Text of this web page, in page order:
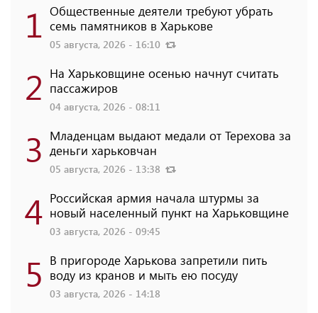
1 Общественные деятели требуют убрать
семь памятников в Харькове
05 августа, 2026 - 16:10
2 На Харьковщине осенью начнут считать
пассажиров
04 августа, 2026 - 08:11
3 Младенцам выдают медали от Терехова за
деньги харьковчан
05 августа, 2026 - 13:38
4 Российская армия начала штурмы за
новый населенный пункт на Харьковщине
03 августа, 2026 - 09:45
5 В пригороде Харькова запретили пить
воду из кранов и мыть ею посуду
03 августа, 2026 - 14:18